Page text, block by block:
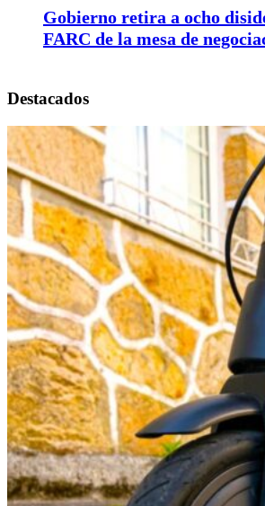
Gobierno retira a ocho
FARC de la mesa de
Destacados